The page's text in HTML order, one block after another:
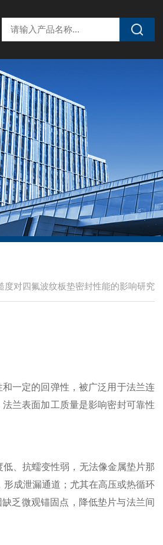
度对四氟波纹板垫密封性能的影响研究
一定的回弹性，被广泛用于法兰连
兰表面加工质量是影响密封可靠性
、抗蠕变性弱，无法像金属垫片那
形成泄漏通道；尤其在高压或热循环
乏微观锚固点，降低垫片与法兰间